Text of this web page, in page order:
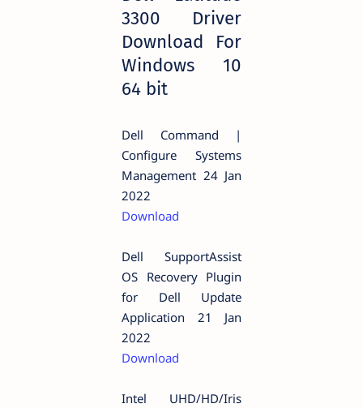
3300 Driver
Download For
Windows 10
64 bit
Dell Command |
Configure Systems
Management 24 Jan
2022
Download
Dell SupportAssist
OS Recovery Plugin
for Dell Update
Application 21 Jan
2022
Download
Intel UHD/HD/Iris